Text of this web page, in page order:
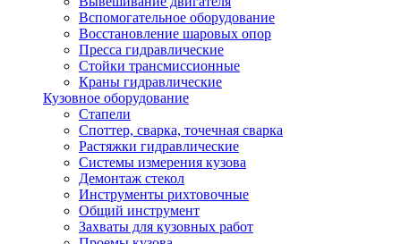
Вспомогательное оборудование
Восстановление шаровых опор
Пресса гидравлические
Стойки трансмиссионные
Краны гидравлические
Кузовное оборудование
Стапели
Споттер, сварка, точечная сварка
Растяжки гидравлические
Системы измерения кузова
Демонтаж стекол
Инструменты рихтовочные
Общий инструмент
Захваты для кузовных работ